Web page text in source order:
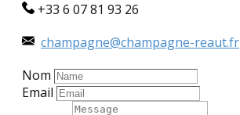
+33 6 07 81 93 26
champagne@champagne-reaut.fr
Nom
Email